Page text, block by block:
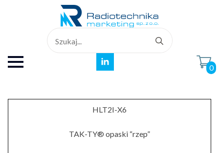
for:
0
HLT2I-X6
TAK-TY® opaski “rzep”